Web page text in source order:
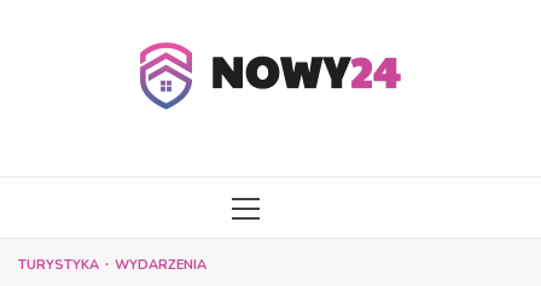
MENU
TURYSTYKA WYDARZENIA